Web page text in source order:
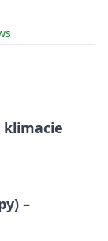
klimacie
–